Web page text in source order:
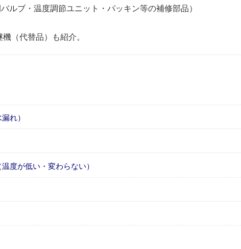
ルブ・温度調節ユニット・パッキン等の補修部品）
（代替品）も紹介。
れ）
度が低い・変わらない）